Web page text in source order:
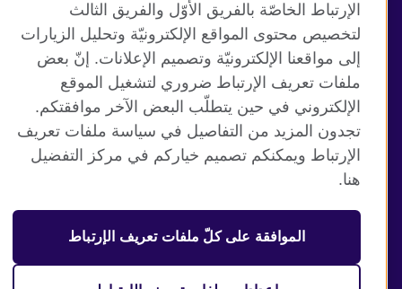
Twitter TikTok
موقع المجلس الثقافي البريطاني العالمي
الخصوصية وشروط الاستخدام
ملفات تعريف الإرتباط
خريطة الموقع
منظمة المملكة المتحدة الدولية للعلاقات الثقافية والفرص
الإرتباط الخاصّة بالفريق الأوّل والفريق الثالث
لتخصيص محتوى المواقع الإلكترونيّة وتحليل الزيارات
إلى مواقعنا الإلكترونيّة وتصميم الإعلانات. إنّ بعض
ملفات تعريف الإرتباط ضروري لتشغيل الموقع
الإلكتروني في حين يتطلّب البعض الآخر موافقتكم.
تجدون المزيد من التفاصيل في سياسة ملفات تعريف
الإرتباط ويمكنكم تصميم خياركم في مركز التفضيل
هنا.
الموافقة على كلّ ملفات تعريف الإرتباط